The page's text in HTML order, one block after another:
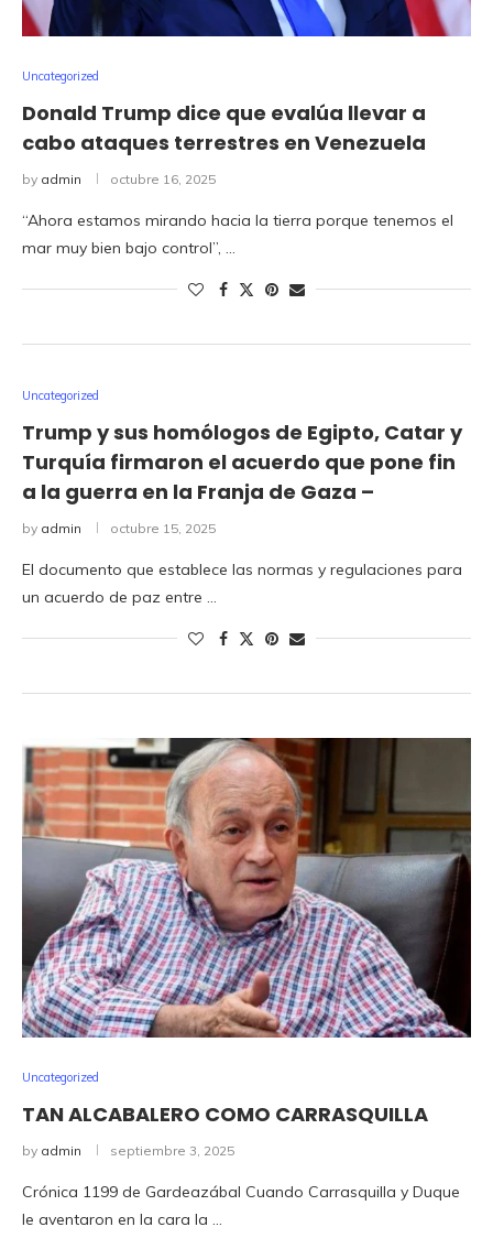
Uncategorized
Donald Trump dice que evalúa llevar a
cabo ataques terrestres en Venezuela
by admin octubre 16, 2025
“Ahora estamos mirando hacia la tierra porque tenemos el
mar muy bien bajo control”, …
Uncategorized
Trump y sus homólogos de Egipto, Catar y
Turquía firmaron el acuerdo que pone fin
a la guerra en la Franja de Gaza –
by admin octubre 15, 2025
El documento que establece las normas y regulaciones para
un acuerdo de paz entre …
Uncategorized
TAN ALCABALERO COMO CARRASQUILLA
by admin septiembre 3, 2025
Crónica 1199 de Gardeazábal Cuando Carrasquilla y Duque
le aventaron en la cara la …